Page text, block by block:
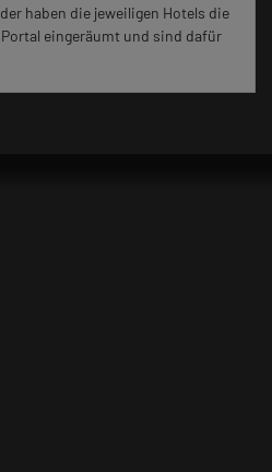
haben die jeweiligen Hotels die
eingeräumt und sind dafür